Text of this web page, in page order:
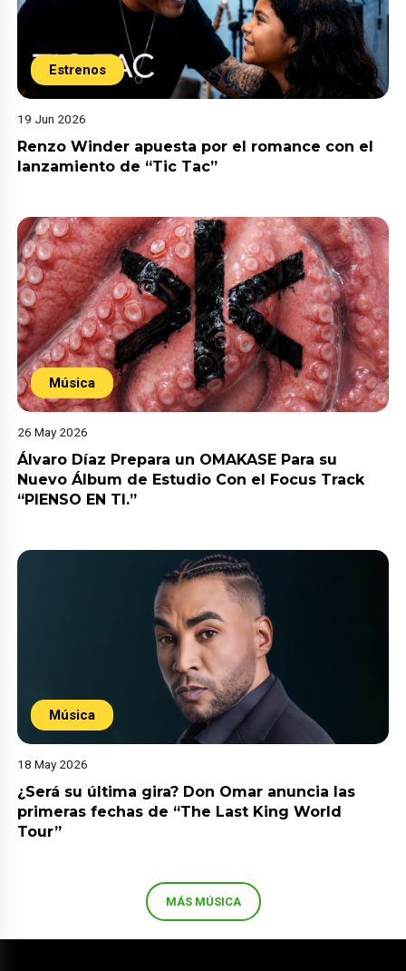
Estrenos
19 Jun 2026
Renzo Winder apuesta por el romance con el
lanzamiento de “Tic Tac”
Música
26 May 2026
Álvaro Díaz Prepara un OMAKASE Para su
Nuevo Álbum de Estudio Con el Focus Track
“PIENSO EN TI.”
Música
18 May 2026
¿Será su última gira? Don Omar anuncia las
primeras fechas de “The Last King World
Tour”
MÁS MÚSICA